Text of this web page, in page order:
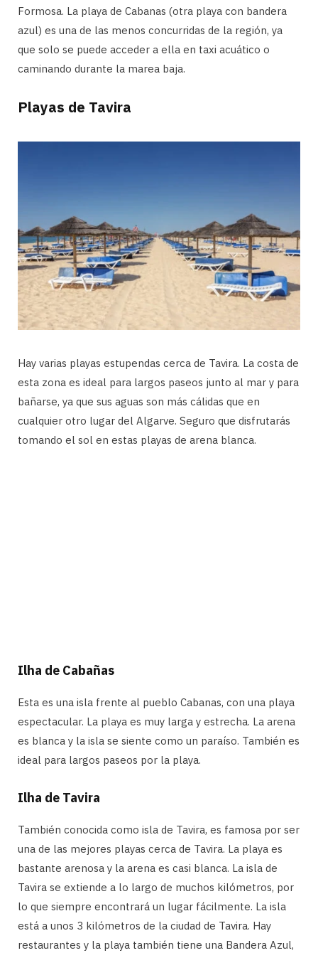
Formosa. La playa de Cabanas (otra playa con bandera
azul) es una de las menos concurridas de la región, ya
que solo se puede acceder a ella en taxi acuático o
caminando durante la marea baja.
Playas de Tavira
Hay varias playas estupendas cerca de Tavira. La costa de
esta zona es ideal para largos paseos junto al mar y para
bañarse, ya que sus aguas son más cálidas que en
cualquier otro lugar del Algarve. Seguro que disfrutarás
tomando el sol en estas playas de arena blanca.
Ilha de Cabañas
Esta es una isla frente al pueblo Cabanas, con una playa
espectacular. La playa es muy larga y estrecha. La arena
es blanca y la isla se siente como un paraíso. También es
ideal para largos paseos por la playa.
Ilha de Tavira
También conocida como isla de Tavira, es famosa por ser
una de las mejores playas cerca de Tavira. La playa es
bastante arenosa y la arena es casi blanca. La isla de
Tavira se extiende a lo largo de muchos kilómetros, por
lo que siempre encontrará un lugar fácilmente. La isla
está a unos 3 kilómetros de la ciudad de Tavira. Hay
restaurantes y la playa también tiene una Bandera Azul,